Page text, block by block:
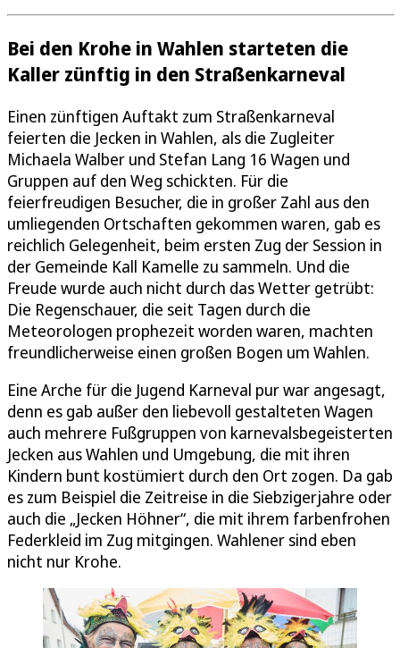
Bei den Krohe in Wahlen starteten die
Kaller zünftig in den Straßenkarneval
Einen zünftigen Auftakt zum Straßenkarneval
feierten die Jecken in Wahlen, als die Zugleiter
Michaela Walber und Stefan Lang 16 Wagen und
Gruppen auf den Weg schickten. Für die
feierfreudigen Besucher, die in großer Zahl aus den
umliegenden Ortschaften gekommen waren, gab es
reichlich Gelegenheit, beim ersten Zug der Session in
der Gemeinde Kall Kamelle zu sammeln. Und die
Freude wurde auch nicht durch das Wetter getrübt:
Die Regenschauer, die seit Tagen durch die
Meteorologen prophezeit worden waren, machten
freundlicherweise einen großen Bogen um Wahlen.
Eine Arche für die Jugend Karneval pur war angesagt,
denn es gab außer den liebevoll gestalteten Wagen
auch mehrere Fußgruppen von karnevalsbegeisterten
Jecken aus Wahlen und Umgebung, die mit ihren
Kindern bunt kostümiert durch den Ort zogen. Da gab
es zum Beispiel die Zeitreise in die Siebzigerjahre oder
auch die „Jecken Höhner“, die mit ihrem farbenfrohen
Federkleid im Zug mitgingen. Wahlener sind eben
nicht nur Krohe.